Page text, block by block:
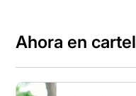
Ahora en cartel